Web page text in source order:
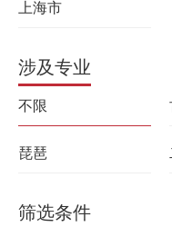
上海市
涉及专业
不限
琵琶
筛选条件